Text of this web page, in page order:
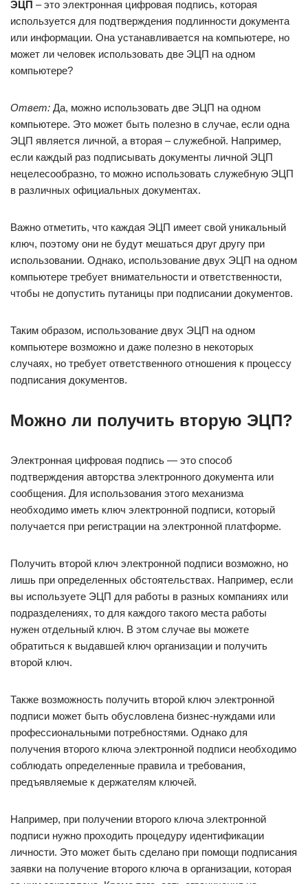
ЭЦП – это электронная цифровая подпись, которая
используется для подтверждения подлинности документа
или информации. Она устанавливается на компьютере, но
может ли человек использовать две ЭЦП на одном
компьютере?
Ответ: Да, можно использовать две ЭЦП на одном
компьютере. Это может быть полезно в случае, если одна
ЭЦП является личной, а вторая – служебной. Например,
если каждый раз подписывать документы личной ЭЦП
нецелесообразно, то можно использовать служебную ЭЦП
в различных официальных документах.
Важно отметить, что каждая ЭЦП имеет свой уникальный
ключ, поэтому они не будут мешаться друг другу при
использовании. Однако, использование двух ЭЦП на одном
компьютере требует внимательности и ответственности,
чтобы не допустить путаницы при подписании документов.
Таким образом, использование двух ЭЦП на одном
компьютере возможно и даже полезно в некоторых
случаях, но требует ответственного отношения к процессу
подписания документов.
Можно ли получить вторую ЭЦП?
Электронная цифровая подпись — это способ
подтверждения авторства электронного документа или
сообщения. Для использования этого механизма
необходимо иметь ключ электронной подписи, который
получается при регистрации на электронной платформе.
Получить второй ключ электронной подписи возможно, но
лишь при определенных обстоятельствах. Например, если
вы используете ЭЦП для работы в разных компаниях или
подразделениях, то для каждого такого места работы
нужен отдельный ключ. В этом случае вы можете
обратиться к выдавшей ключ организации и получить
второй ключ.
Также возможность получить второй ключ электронной
подписи может быть обусловлена бизнес-нуждами или
профессиональными потребностями. Однако для
получения второго ключа электронной подписи необходимо
соблюдать определенные правила и требования,
предъявляемые к держателям ключей.
Например, при получении второго ключа электронной
подписи нужно проходить процедуру идентификации
личности. Это может быть сделано при помощи подписания
заявки на получение второго ключа в организации, которая